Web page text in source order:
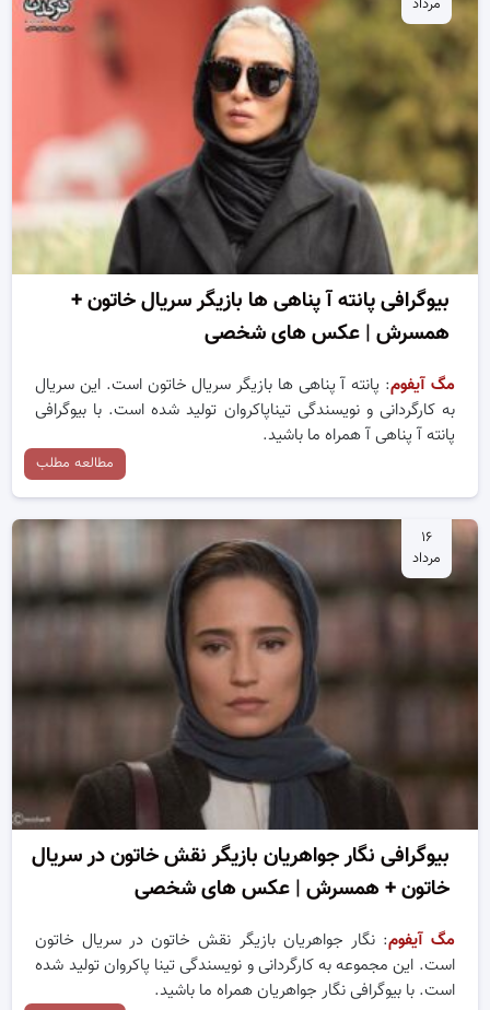
مرداد
بیوگرافی پانته آ پناهی ها بازیگر سریال خاتون +
همسرش | عکس های شخصی
مگ آیفوم: پانته آ پناهی ها بازیگر سریال خاتون است. این سریال
به کارگردانی و نویسندگی تیناپاکروان تولید شده است. با بیوگرافی
پانته آ پناهی آ همراه ما باشید.
مطالعه مطلب
۱۶
مرداد
بیوگرافی نگار جواهریان بازیگر نقش خاتون در سریال
خاتون + همسرش | عکس های شخصی
مگ آیفوم: نگار جواهریان بازیگر نقش خاتون در سریال خاتون
است. این مجموعه به کارگردانی و نویسندگی تینا پاکروان تولید شده
است. با بیوگرافی نگار جواهریان همراه ما باشید.